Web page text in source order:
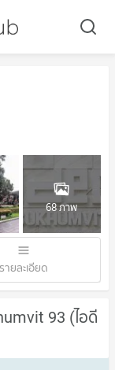
68 ภาพ
รายละเอียด
93 (ไอดี